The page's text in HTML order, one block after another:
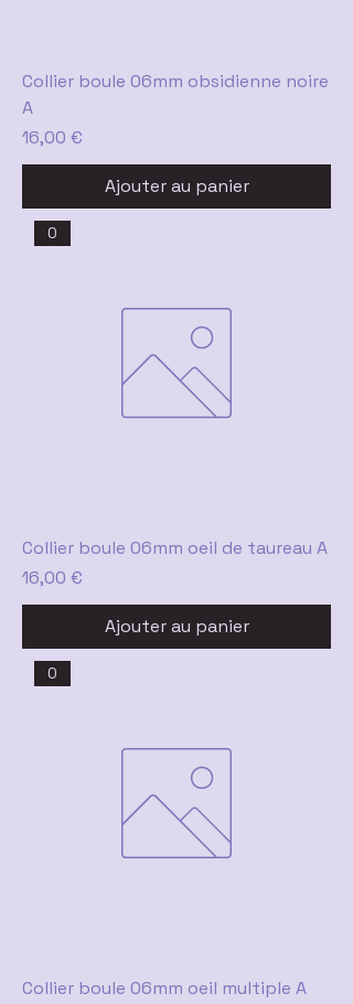
Collier boule 06mm obsidienne noire
A
Prix
16,00 €
Ajouter au panier
0
Collier boule 06mm oeil de taureau A
Prix
16,00 €
Ajouter au panier
0
Collier boule 06mm oeil multiple A